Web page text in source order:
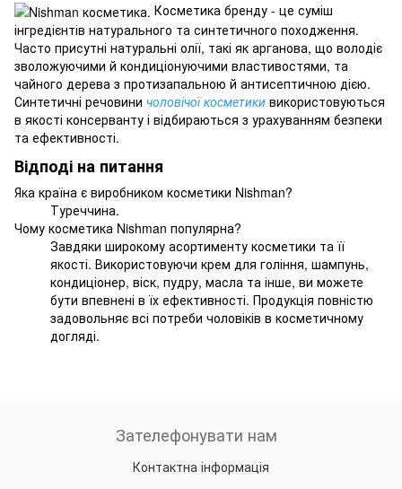
Косметика бренду - це суміш
інгредієнтів натурального та синтетичного походження.
Часто присутні натуральні олії, такі як арганова, що володіє
зволожуючими й кондиціонуючими властивостями, та
чайного дерева з протизапальною й антисептичною дією.
Синтетичні речовини чоловічої косметики використовуються
в якості консерванту і відбираються з урахуванням безпеки
та ефективності.
Відподі на питання
Яка країна є виробником косметики Nishman?
Туреччина.
Чому косметика Nishman популярна?
Завдяки широкому асортименту косметики та її
якості. Використовуючи крем для гоління, шампунь,
кондиціонер, віск, пудру, масла та інше, ви можете
бути впевнені в їх ефективності. Продукція повністю
задовольняє всі потреби чоловіків в косметичному
догляді.
Зателефонувати нам
Контактна інформація